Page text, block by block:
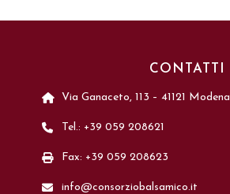
CONTATTI
Via Ganaceto, 113 – 41121 Modena
Tel.: +39 059 208621
Fax: +39 059 208623
info@consorziobalsamico.it